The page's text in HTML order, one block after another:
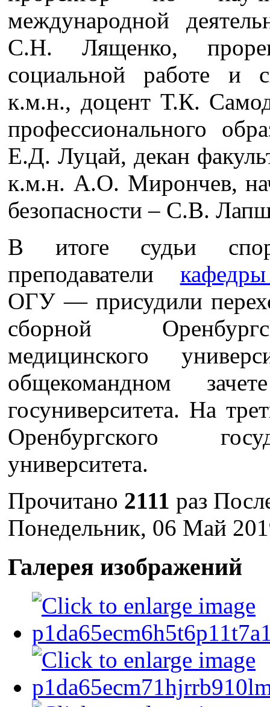
международной
С.Н. Лященко,
социальной работе и
к.м.н., доцент Т.К.
профессионального
Е.Д. Луцай, декан
к.м.н. А.О. Мирончев,
безопасности – С.В.
В итоге судьи
преподаватели
ОГУ — присудили
сборной
медицинского
общекомандном
госуниверситета. На
Оренбургского
университета.
Прочитано 2111 раз
Понедельник, 06 Май
Галерея изображений